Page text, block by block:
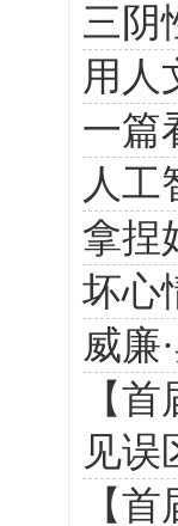
三阴
用人
一篇
人工
拿捏
坏心
威廉
【
见误
【